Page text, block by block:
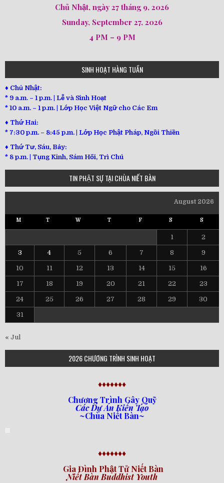
Chủ Nhật, ngày 27 tháng 9, 2026
Sunday, September 27, 2026
4 PM – 9 PM
SINH HOẠT HÀNG TUẦN
♦ Chủ Nhật:
* 9 a.m. – 1 p.m. | Lễ và Sinh Hoạt
* 10 a.m. – 1 p.m. | Lớp Học Việt Ngữ cho Các Em
♦ Thứ Hai:
* 7:30 p.m. – 8:45 p.m. | Lớp Học Phật Pháp, Ngồi Thiền
♦ Thứ Tư, Sáu, Bảy:
* 8 p.m. | Tụng Kinh, Sám Hối, Trì Chú
TIN PHẬT SỰ TẠI CHÙA NIẾT BÀN
August 2026
M T W T F S S
1 2
3 4 5 6 7 8 9
10 11 12 13 14 15 16
17 18 19 20 21 22 23
24 25 26 27 28 29 30
31
« Jul
2026 CHƯƠNG TRÌNH SINH HOẠT
♦♦♦♦♦♦♦
Chương Trình Gây Quỹ
Các Dự Án Kiến Tạo
~Chùa Niết Bàn~
♦♦♦♦♦♦♦
Gia Đình Phật Tử Niết Bàn
Niết Bàn Buddhist Youth